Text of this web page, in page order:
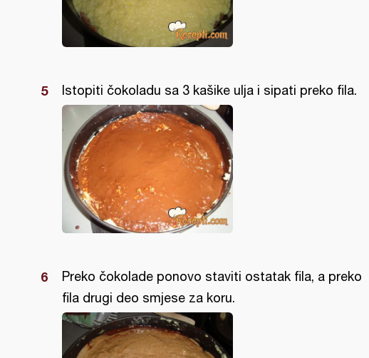
Istopiti čokoladu sa 3 kašike ulja i sipati preko fila.
Preko čokolade ponovo staviti ostatak fila, a preko
fila drugi deo smjese za koru.